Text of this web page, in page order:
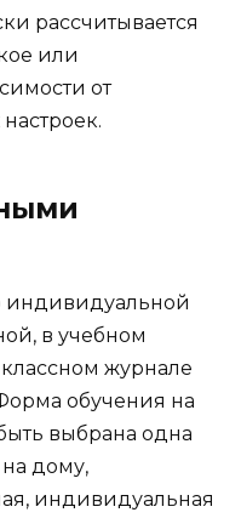
рассчитывается
или
от
индивидуальной
в учебном
журнале
обучения на
выбрана одна
дому,
индивидуальная